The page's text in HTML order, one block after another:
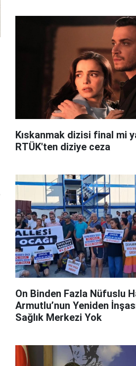
Kıskanmak dizisi final mi
RTÜK'ten diziye ceza
On Binden Fazla Nüfuslu
Armutlu’nun Yeniden
Sağlık Merkezi Yok